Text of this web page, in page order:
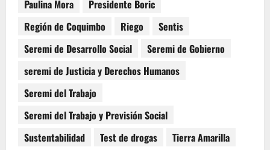
Paulina Mora
Presidente Boric
Región de Coquimbo
Riego
Sentis
Seremi de Desarrollo Social
Seremi de Gobierno
seremi de Justicia y Derechos Humanos
Seremi del Trabajo
Seremi del Trabajo y Previsión Social
Sustentabilidad
Test de drogas
Tierra Amarilla